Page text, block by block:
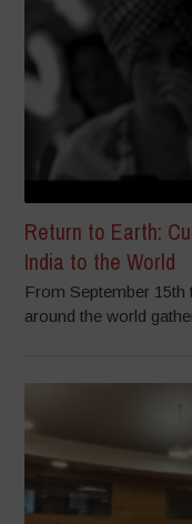
Return to Earth:
India to the World
From September
around the world